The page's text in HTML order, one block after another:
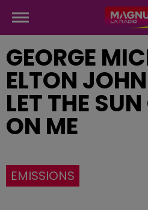
GEORGE
ELTON
LET THE
ON ME
EMISSIONS